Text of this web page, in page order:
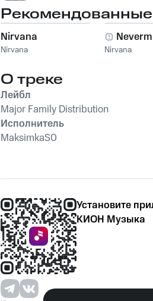
Nirvana
Nirvana Nirvana
О треке
Лейбл
Major Family Distribution
Исполнитель
MaksimkaS0
Установите
КИОН Музыка